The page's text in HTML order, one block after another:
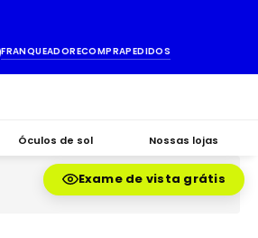
FRANQUEADORECOMPRAPEDIDOS
Óculos de sol Nossas lojas
Exame de vista grátis